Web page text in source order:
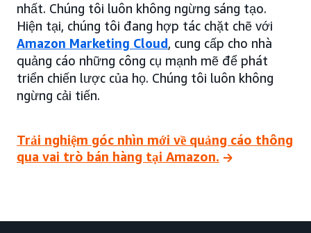
nhất. Chúng tôi luôn không ngừng sáng tạo.
Hiện tại, chúng tôi đang hợp tác chặt chẽ với
Amazon Marketing Cloud, cung cấp cho nhà
quảng cáo những công cụ mạnh mẽ để phát
triển chiến lược của họ. Chúng tôi luôn không
ngừng cải tiến.
Trải nghiệm góc nhìn mới về quảng cáo thông
qua vai trò bán hàng tại Amazon.